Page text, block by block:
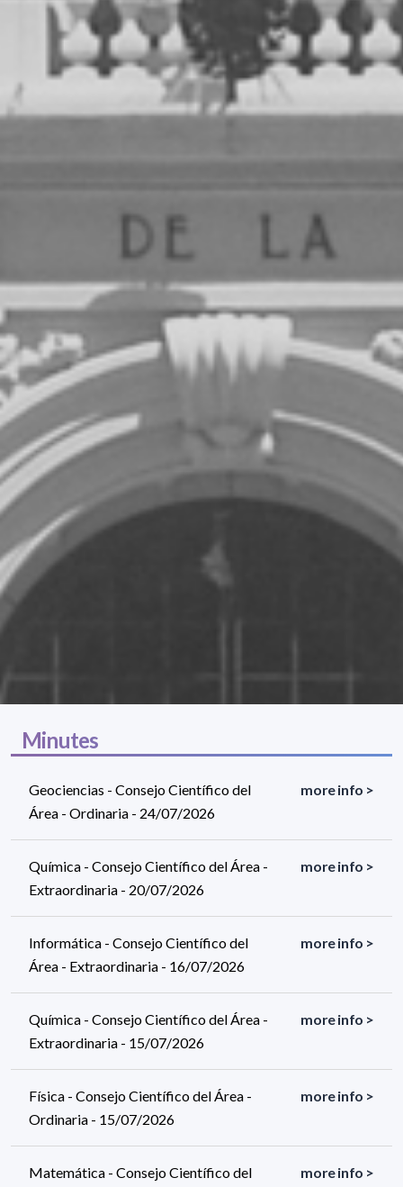
Minutes
Geociencias - Consejo Científico del
Área - Ordinaria - 24/07/2026
more info >
Química - Consejo Científico del Área -
Extraordinaria - 20/07/2026
more info >
Informática - Consejo Científico del
Área - Extraordinaria - 16/07/2026
more info >
Química - Consejo Científico del Área -
Extraordinaria - 15/07/2026
more info >
Física - Consejo Científico del Área -
Ordinaria - 15/07/2026
more info >
Matemática - Consejo Científico del
more info >